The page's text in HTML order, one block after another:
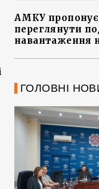
АМКУ пропонує
переглянути
навантаження
ГОЛОВНІ